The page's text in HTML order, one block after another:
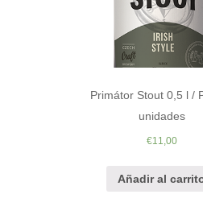
Primátor Stout 0,5 l /
unidades
€11,00
Añadir al